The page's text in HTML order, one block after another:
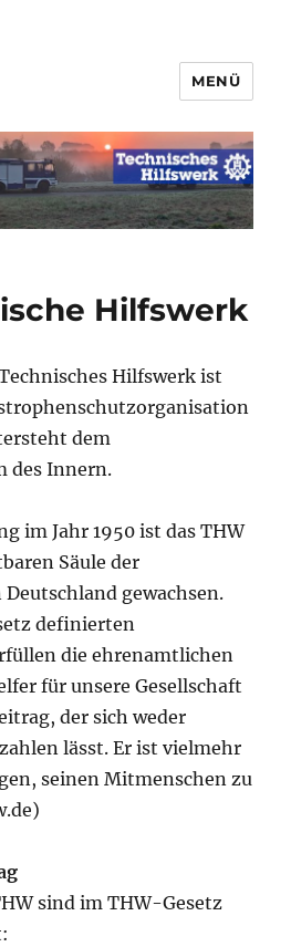
MENÜ
Hilfswerk
Hilfswerk ist
dem
des Innern.
im Jahr 1950 ist das THW
Säule der
gewachsen.
definierten
die ehrenamtlichen
für unsere Gesellschaft
der sich weder
lässt. Er ist vielmehr
seinen Mitmenschen zu
sind im THW-Gesetz